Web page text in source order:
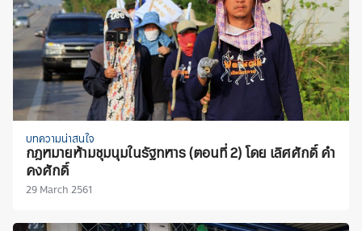
บทความน่าสนใจ
กฎหมายห้ามชุมนุมในรัฐทหาร (ตอนที่ 2) โดย เลิศศักดิ์ คำ
คงศักดิ์
29 March 2561